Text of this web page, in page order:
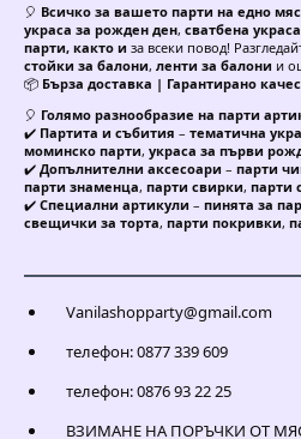
🎈 Всичко за вашето парти на едно
украса за рожден ден, сватбена украса
парти, както и за всеки повод!
стойки за балони, ленти за балони и
📦 Бърза доставка | Гарантирано
🎈 Голямо разнообразие на парти
✔️ Партита и събития – тематична
моминско парти, украса за първи
✔️ Допълнителни аксесоари – парти
парти знаменца, парти свирки, парти
✔️ Специални артикули – пинята за
свещички за торта, парти покривки,
Vanilashopparty@gmail.com
телефон: 0877 339 609
телефон: 0876 93 22 25
ВЗИМАНЕ НА ПОРЪЧКИ ОТ